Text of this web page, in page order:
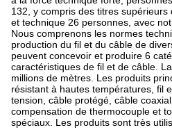
132, y compris des titres
et technique 26 personnes, avec
Nous comprenons les normes
production du fil et du câble de
peuvent concevoir et produire 6
caractéristiques de fil et de câble.
millions de mètres. Les produits
résistant à hautes températures, fil
tension, câble protégé, câble
compensation de thermocouple et
spéciaux. Les produits sont très